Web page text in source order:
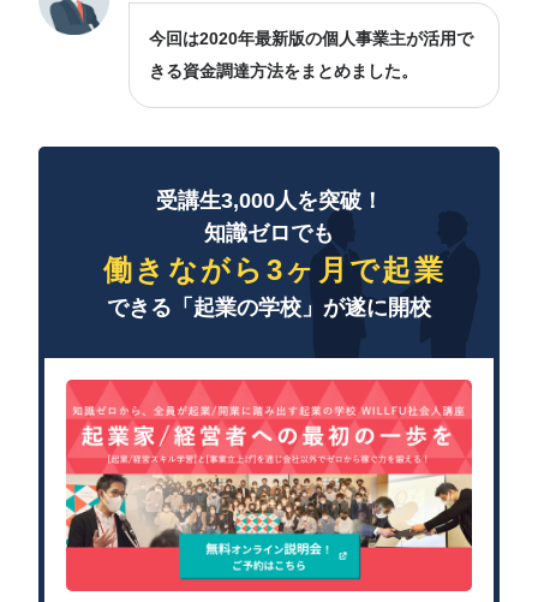
今回は2020年最新版の個人事業主が活用で
きる資金調達方法をまとめました。
受講生3,000人を突破！
知識ゼロでも
働きながら3ヶ月で起業
できる「起業の学校」が遂に開校